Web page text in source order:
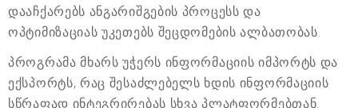
დააჩქარებს ანგარიშგების პროცესს და
ოპტიმიზაციას უკეთებს შეცდომების ალბათობას.
პროგრამა მხარს უჭერს ინფორმაციის იმპორტს და
ექსპორტს, რაც შესაძლებელს ხდის ინფორმაციის
სწრაფად ინტეგრირებას სხვა პლატფორმებთან.